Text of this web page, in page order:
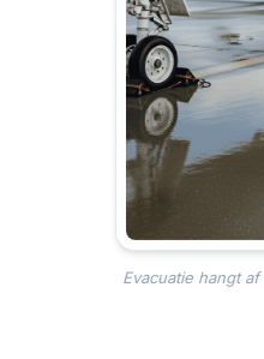
Evacuatie hangt